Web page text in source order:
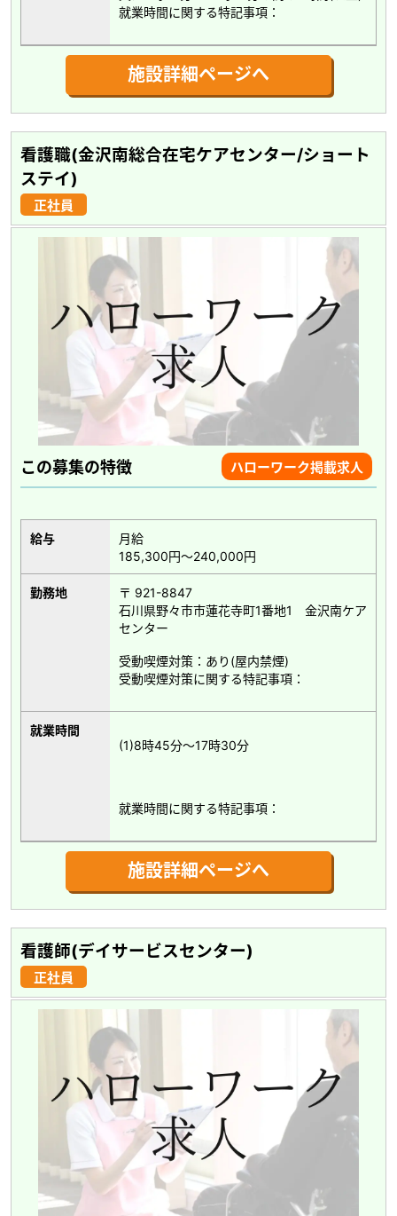
就業時間に関する特記事項：
施設詳細ページへ
看護職(金沢南総合在宅ケアセンター/ショート
ステイ)
正社員
この募集の特徴 ハローワーク掲載求人
給与
月給
185,300円～240,000円
勤務地
〒 921-8847
石川県野々市市蓮花寺町1番地1 金沢南ケア
センター
受動喫煙対策：あり(屋内禁煙)
受動喫煙対策に関する特記事項：
就業時間
(1)8時45分～17時30分
就業時間に関する特記事項：
施設詳細ページへ
看護師(デイサービスセンター)
正社員